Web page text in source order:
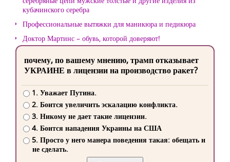
кубачинского серебра
Профессиональные вытяжки для маникюра и педикюра
Доктор Мартинс – обувь, которой доверяют!
почему, по вашему мнению, трамп отказывает
УКРАИНЕ в лицензии на производство ракет?
1. Уважает Путина.
2. Боится увеличить эскалацию конфликта.
3. Никому не дает такие лицензии.
4. Боится нападения Украины на США
5. Просто у него манера поведения такая: обещать и
не сделать.